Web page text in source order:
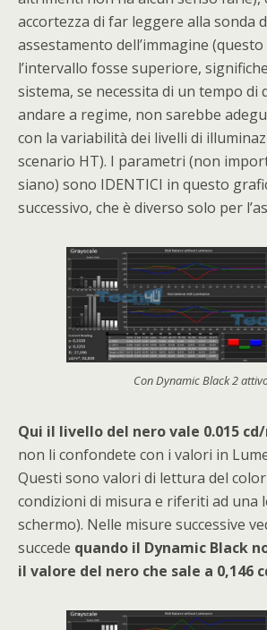
accortezza di far leggere alla sonda
assestamento dell’immagine
l’intervallo fosse superiore,
sistema, se necessita di un tempo
andare a regime, non sarebbe
con la variabilità dei livelli di
scenario HT). I parametri (non
siano) sono IDENTICI in questo
successivo, che è diverso solo per
Con Dynamic Black 2
Qui il livello del nero vale 0.015
non li confondete con i valori in
Questi sono valori di lettura del
condizioni di misura e riferiti ad una
schermo). Nelle misure successive
succede quando il Dynamic Black
il valore del nero che sale a 0,146